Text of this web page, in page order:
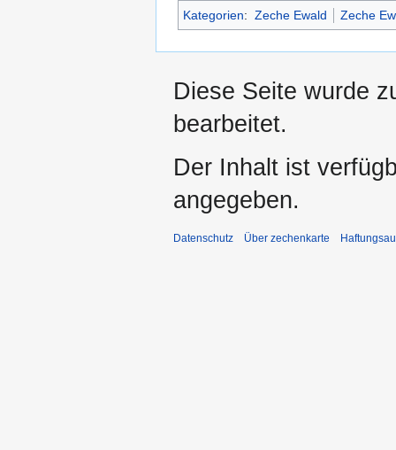
Kategorien: Zeche Ewald Zeche
Diese Seite wurde
bearbeitet.
Der Inhalt ist
angegeben.
Datenschutz Über zechenkarte